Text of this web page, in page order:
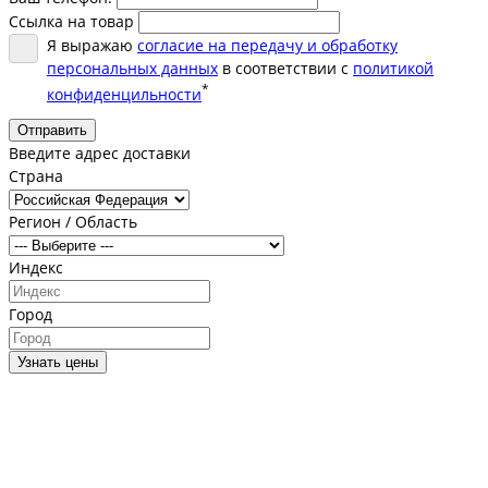
Ссылка на товар
Я выражаю согласие на передачу и обработку
персональных данных в соответствии с политикой
конфиденцильности*
Отправить
Введите адрес доставки
Страна
Регион / Область
Индекс
Город
Узнать цены